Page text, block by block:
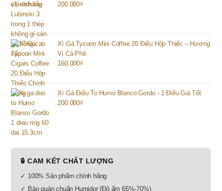
200.000₫
Xì Gà Tycoon Mini Coffee 20 Điếu Hộp Thiếc – Hương
Vị Cà Phê
160.000₫
Xì Gà Điếu To Humo Blanco Gordo - 1 Điếu Giá Tốt
200.000₫
🔒 CAM KẾT CHẤT LƯỢNG
✓ 100% Sản phẩm chính hãng
✓ Bảo quản chuẩn Humidor (Độ ẩm 65%-70%)